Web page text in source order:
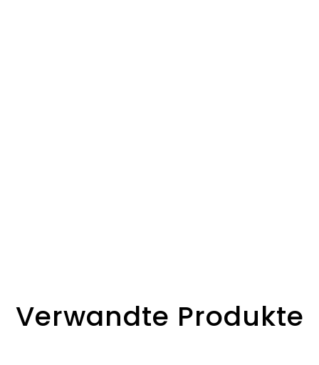
Verwandte Produkte